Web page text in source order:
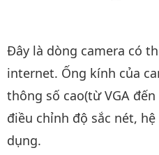
Đây là dòng camera có
internet. Ống kính của
thông số cao(từ VGA
điều chỉnh độ sắc nét,
dụng.